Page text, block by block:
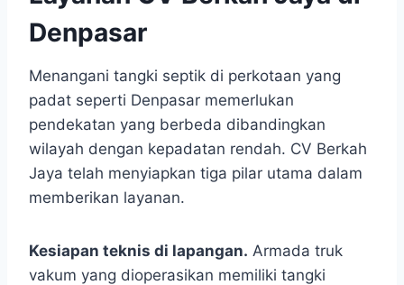
Denpasar
Menangani tangki septik di perkotaan yang
padat seperti Denpasar memerlukan
pendekatan yang berbeda dibandingkan
wilayah dengan kepadatan rendah. CV Berkah
Jaya telah menyiapkan tiga pilar utama dalam
memberikan layanan.
Kesiapan teknis di lapangan. Armada truk
vakum yang dioperasikan memiliki tangki